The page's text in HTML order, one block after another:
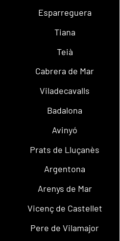
Esparreguera
Tiana
Teià
Cabrera de Mar
Viladecavalls
Badalona
Avinyó
Prats de Lluçanès
Argentona
Arenys de Mar
Vicenç de Castellet
Pere de Vilamajor